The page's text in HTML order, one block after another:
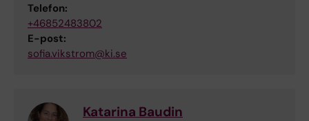
Telefon:
+46852483802
E-post:
sofia.vikstrom@ki.se
Katarina Baudin